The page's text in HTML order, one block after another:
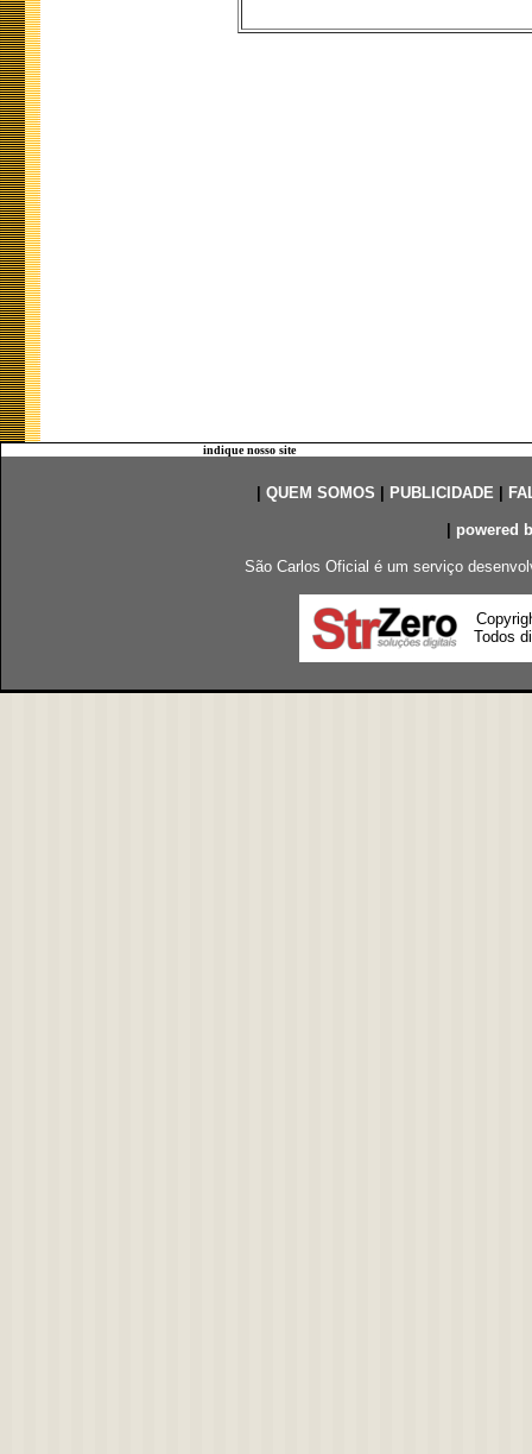
indique nosso site
QUEM SOMOS PUBLICIDADE|
powered
São Carlos Oficial é um serviço
Todos